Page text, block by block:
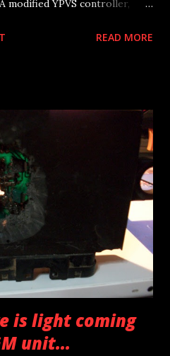
modified YPVS controller,
ypvs controller, there are
READ MORE
is light coming
unit...